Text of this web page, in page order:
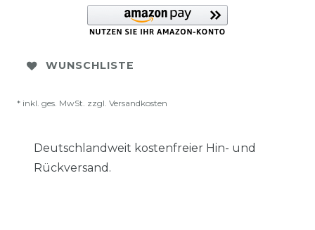
WUNSCHLISTE
* inkl. ges. MwSt. zzgl. Versandkosten
Deutschlandweit kostenfreier Hin- und
Rückversand.